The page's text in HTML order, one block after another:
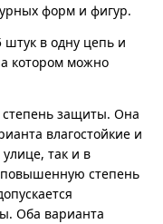
форм и фигур.
штук в одну цепь и
котором можно
защиты. Она
влагостойкие и
так и в
степень
Оба варианта